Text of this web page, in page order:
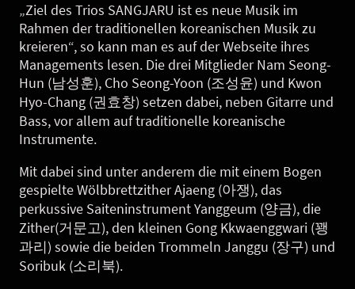
„Ziel des Trios SANGJARU ist es neue Musik im
Rahmen der traditionellen koreanischen Musik zu
kreieren“, so kann man es auf der Webseite ihres
Managements lesen. Die drei Mitglieder Nam Seong-
Hun (남성훈), Cho Seong-Yoon (조성윤) und Kwon
Hyo-Chang (권효창) setzen dabei, neben Gitarre und
Bass, vor allem auf traditionelle koreanische
Instrumente.
Mit dabei sind unter anderem die mit einem Bogen
gespielte Wölbbrettzither Ajaeng (아쟁), das
perkussive Saiteninstrument Yanggeum (양금), die
Zither(거문고), den kleinen Gong Kkwaenggwari (꽹
과리) sowie die beiden Trommeln Janggu (장구) und
Soribuk (소리북).